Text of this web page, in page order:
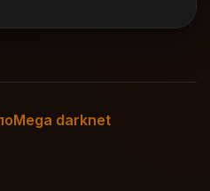
Mega darknet